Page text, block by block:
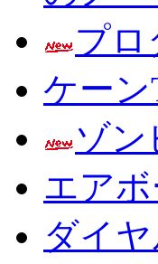
プ
ケー
ゾ
エア
ダイ